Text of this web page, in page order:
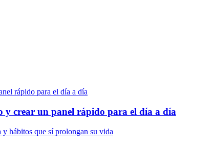
y crear un panel rápido para el día a día